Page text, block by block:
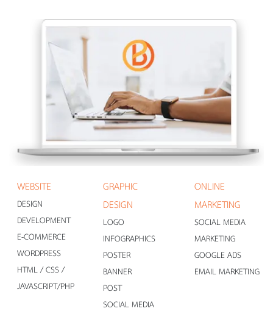
WEBSITE
DESIGN
DEVELOPMENT
E-COMMERCE
WORDPRESS
HTML / CSS /
JAVASCRIPT/PHP
GRAPHIC
DESIGN
LOGO
INFOGRAPHICS
POSTER
BANNER
POST
SOCIAL MEDIA
ONLINE
MARKETING
SOCIAL MEDIA
MARKETING
GOOGLE ADS
EMAIL MARKETING